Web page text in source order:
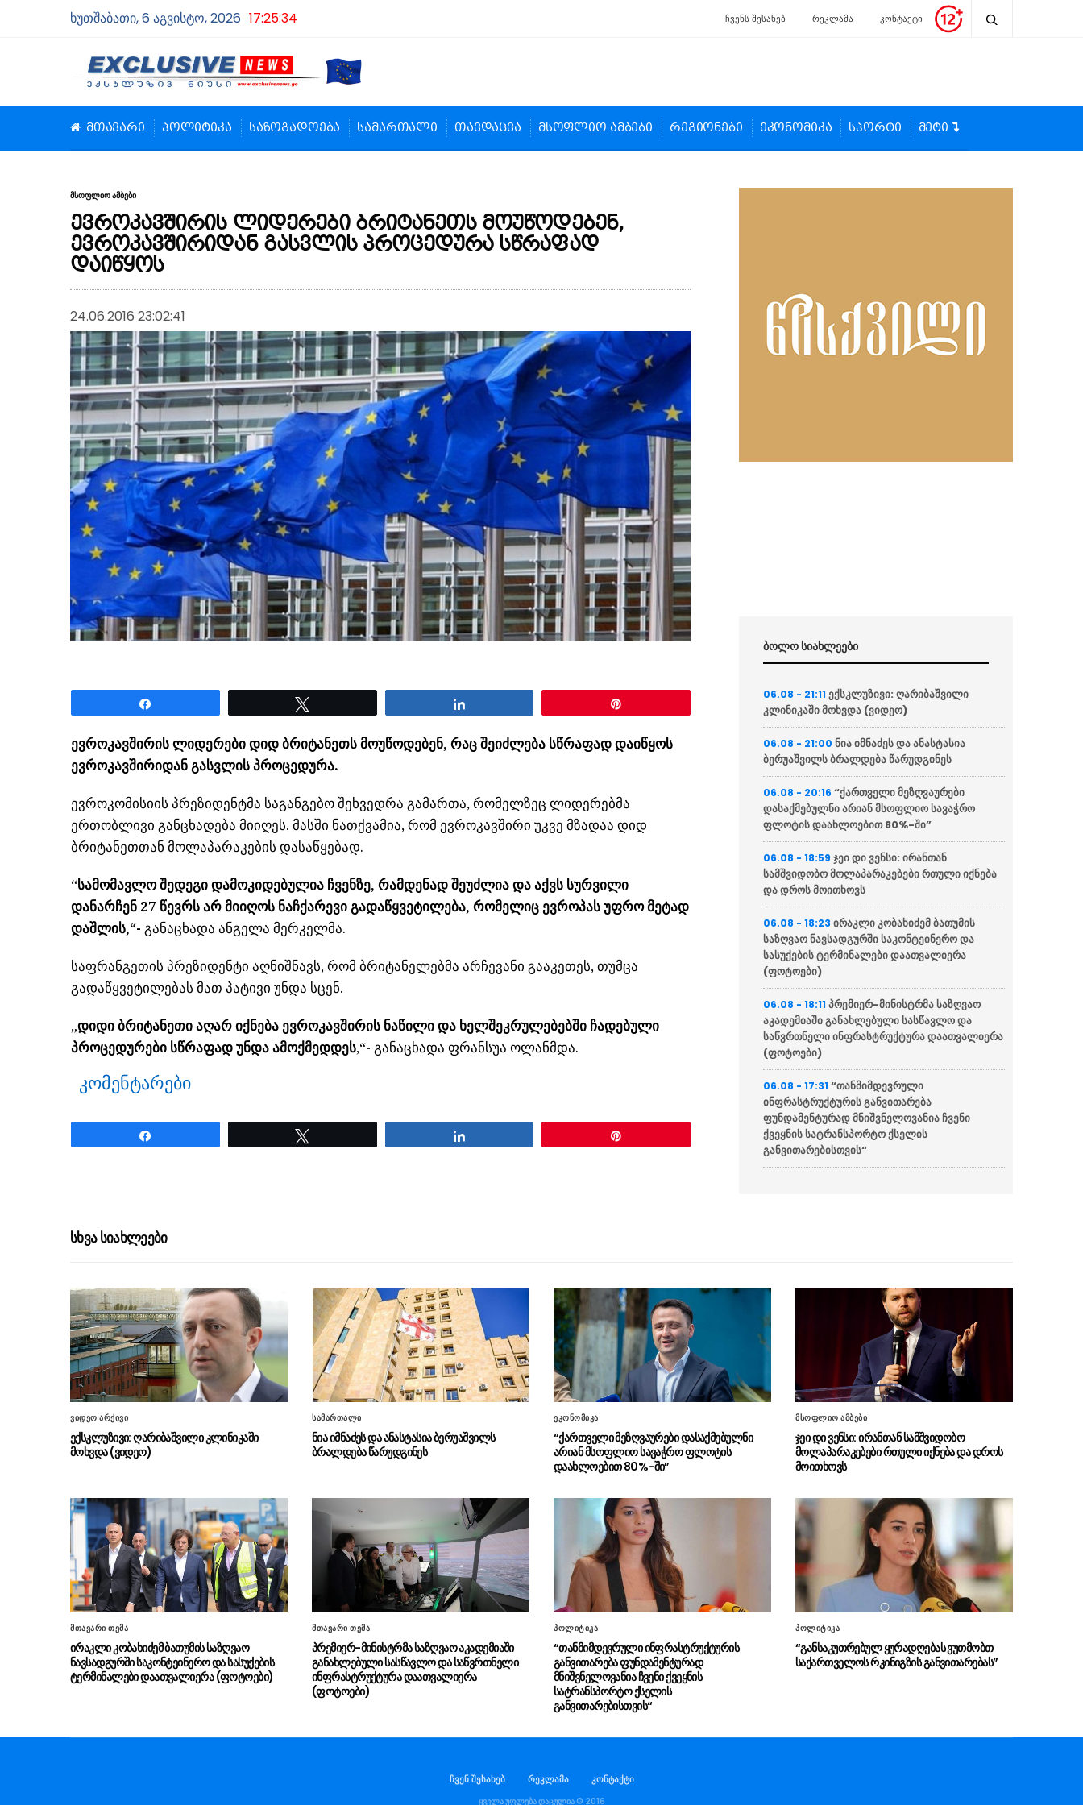
ხუთშაბათი, 6 აგვისტო, 2026 17:25:35 ჩვენს შესახებ რეკლამა კონტაქტი
მთავარი პოლიტიკა საზოგადოება სამართალი თავდაცვა მსოფლიო ამბები რეგიონები ეკონომიკა სპორტი მეტი
მსოფლიო ამბები
ევროკავშირის ლიდერები ბრიტანეთს მოუწოდებენ,
ევროკავშირიდან გასვლის პროცედურა სწრაფად
დაიწყოს
24.06.2016 23:02:41
ევროკავშირის ლიდერები დიდ ბრიტანეთს მოუწოდებენ, რაც შეიძლება სწრაფად დაიწყოს
ევროკავშირიდან გასვლის პროცედურა.
ევროკომისიის პრეზიდენტმა საგანგებო შეხვედრა გამართა, რომელზეც ლიდერებმა
ერთობლივი განცხადება მიიღეს. მასში ნათქვამია, რომ ევროკავშირი უკვე მზადაა დიდ
ბრიტანეთთან მოლაპარაკების დასაწყებად.
“სამომავლო შედეგი დამოკიდებულია ჩვენზე, რამდენად შეუძლია და აქვს სურვილი
დანარჩენ 27 წევრს არ მიიღოს ნაჩქარევი გადაწყვეტილება, რომელიც ევროპას უფრო მეტად
დაშლის,“- განაცხადა ანგელა მერკელმა.
საფრანგეთის პრეზიდენტი აღნიშნავს, რომ ბრიტანელებმა არჩევანი გააკეთეს, თუმცა
გადაწყვეტილებას მათ პატივი უნდა სცენ.
„დიდი ბრიტანეთი აღარ იქნება ევროკავშირის ნაწილი და ხელშეკრულებებში ჩადებული
პროცედურები სწრაფად უნდა ამოქმედდეს,“- განაცხადა ფრანსუა ოლანმდა.
კომენტარები
ბოლო სიახლეები
06.08 - 21:11ექსკლუზივი: ღარიბაშვილი
კლინიკაში მოხვდა (ვიდეო)
06.08 - 21:00ნია იმნაძეს და ანასტასია
ბერუაშვილს ბრალდება წარუდგინეს
06.08 - 20:16“ქართველი მეზღვაურები
დასაქმებულნი არიან მსოფლიო სავაჭრო
ფლოტის დაახლოებით 80%-ში”
06.08 - 18:59ჯეი დი ვენსი: ირანთან
სამშვიდობო მოლაპარაკებები რთული იქნება
და დროს მოითხოვს
06.08 - 18:23ირაკლი კობახიძემ ბათუმის
საზღვაო ნავსადგურში საკონტეინერო და
სასუქების ტერმინალები დაათვალიერა
(ფოტოები)
06.08 - 18:11პრემიერ-მინისტრმა საზღვაო
აკადემიაში განახლებული სასწავლო და
საწვრთნელი ინფრასტრუქტურა დაათვალიერა
(ფოტოები)
06.08 - 17:31“თანმიმდევრული
ინფრასტრუქტურის განვითარება
ფუნდამენტურად მნიშვნელოვანია ჩვენი
ქვეყნის სატრანსპორტო ქსელის
განვითარებისთვის“
ჩამოვიდნენ”
06.08 - 16:33
ირაკლი კობახიძე – სათანადო
ვადებში ბოლომდე იქნება მიყვანილი
უმაღლესი განათლების რეფორმა
06.08 - 16:22“ვინც უპირისპირდება
საქართველოს ეროვნულ ინტერესებს, მათ
მიაკითხავს სამართალი”
06.08 - 16:19ირაკლი კობახიძე გიორგი
ბარამიძის განცხადებაზე – ეს არის ყოვლად
06.08 - 16:17
არქეოლოგებმა ჩეხეთში 6 000
წელზე მეტი ხნის სამარხი აღმოაჩინეს
06.08 - 16:10
“ბათუმის საზღვაო აკადემიაში
იქმნება ძალიან მნიშვნელოვანი რესურსი
ეკონომიკური თვალსაზრისით”
06.08 - 16:09
“ეს არის საბოტაჟი საკუთარი
ქვეყნის და ეროვნული ინტერესების
წინააღმდეგ”
მოძრაობს, მანამდე მგზავრობის დრო იყო 5,5
სხვა სიახლეები
ვიდეო არქივი
ექსკლუზივი: ღარიბაშვილი კლინიკაში
მოხვდა (ვიდეო)
სამართალი
ნია იმნაძეს და ანასტასია ბერუაშვილს
ბრალდება წარუდგინეს
ეკონომიკა
“ქართველი მეზღვაურები დასაქმებულნი
არიან მსოფლიო სავაჭრო ფლოტის
დაახლოებით 80%-ში”
მსოფლიო ამბები
ჯეი დი ვენსი: ირანთან სამშვიდობო
მოლაპარაკებები რთული იქნება და დროს
მოითხოვს
მთავარი თემა
ირაკლი კობახიძემ ბათუმის საზღვაო
ნავსადგურში საკონტეინერო და სასუქების
ტერმინალები დაათვალიერა (ფოტოები)
მთავარი თემა
პრემიერ-მინისტრმა საზღვაო აკადემიაში
განახლებული სასწავლო და საწვრთნელი
ინფრასტრუქტურა დაათვალიერა
(ფოტოები)
პოლიტიკა
“თანმიმდევრული ინფრასტრუქტურის
განვითარება ფუნდამენტურად
მნიშვნელოვანია ჩვენი ქვეყნის
სატრანსპორტო ქსელის
განვითარებისთვის“
პოლიტიკა
“განსაკუთრებულ ყურადღებას ვუთმობთ
საქართველოს რკინიგზის განვითარებას”
ჩვენ შესახებ რეკლამა კონტაქტი
ყველა უფლება დაცულია © 2016